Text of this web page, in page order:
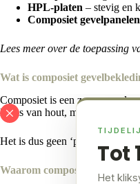
Tot
Het
HPL-platen – stevig en
Composiet gevelpanelen
Lees meer over de toepassing
Wat is composiet
Composiet is een zogenaamd
looks van hout, maar zonder
Het is dus geen ‘pure’
Waarom composiet als